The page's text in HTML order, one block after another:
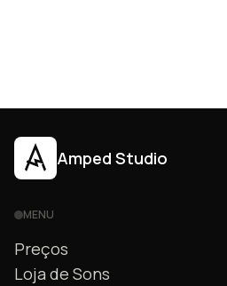
Amped Studio
MENU
Preços
Loja de Sons